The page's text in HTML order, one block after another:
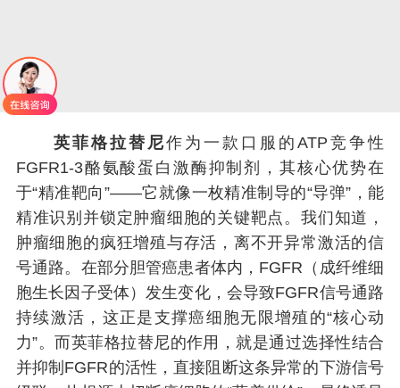
英菲格拉替尼作为一款口服的ATP竞争性
FGFR1-3酪氨酸蛋白激酶抑制剂，其核心优势在
于“精准靶向”——它就像一枚精准制导的“导弹”，能
精准识别并锁定肿瘤细胞的关键靶点。我们知道，
肿瘤细胞的疯狂增殖与存活，离不开异常激活的信
号通路。在部分胆管癌患者体内，FGFR（成纤维细
胞生长因子受体）发生变化，会导致FGFR信号通路
持续激活，这正是支撑癌细胞无限增殖的“核心动
力”。而英菲格拉替尼的作用，就是通过选择性结合
并抑制FGFR的活性，直接阻断这条异常的下游信号